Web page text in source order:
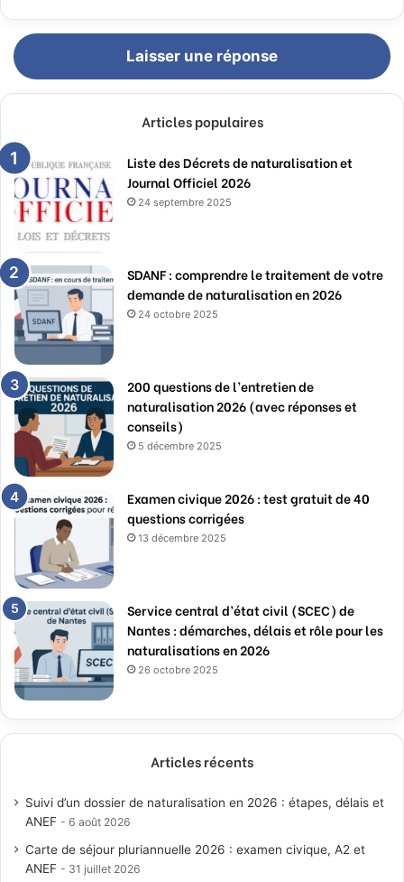
Laisser une réponse
Articles populaires
Liste des Décrets de naturalisation et
Journal Officiel 2026
24 septembre 2025
SDANF : comprendre le traitement de votre
demande de naturalisation en 2026
24 octobre 2025
200 questions de l’entretien de
naturalisation 2026 (avec réponses et
conseils)
5 décembre 2025
Examen civique 2026 : test gratuit de 40
questions corrigées
13 décembre 2025
Service central d’état civil (SCEC) de
Nantes : démarches, délais et rôle pour les
naturalisations en 2026
26 octobre 2025
Articles récents
Suivi d’un dossier de naturalisation en 2026 : étapes, délais et
ANEF
6 août 2026
Carte de séjour pluriannuelle 2026 : examen civique, A2 et
ANEF
31 juillet 2026